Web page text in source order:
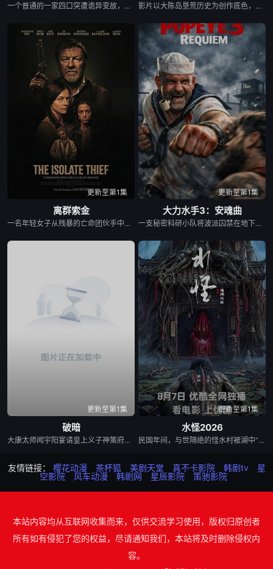
一个普通的一家四口突遭诡异变故，被困在自家房屋中超过 1000 天无法出门。在资源消耗殆尽与未知神秘威胁的双重逼迫下，一家人必须想方设法联手求生，打破这间禁锢生命的困局。 影片以大陈岛垦荒历史为创作底色，在尊重历史真实性的前提下，以年轻化、科技化的光影语言活化红色记忆，生动诠释了“艰苦创业、奋发图强、无私奉献、开拓创新”的大陈岛垦荒精神，斩获第五届亚洲国际青年电影展金兰奖“最佳AI影片”等两个奖项。
更新至第1集
离群索金
一名年轻女子从残暴的亡命团伙手中劫走了一批黄金，一路逃到边境荒原深处的偏远哨站暂避。歹徒很快循着踪迹追来，迅速控制了这座孤立无援的据点，将她困在其中。致命凛冬席卷荒原，暴雪封死了所有退路，没有外援也没有退路。女子只能依靠对地形的熟悉和过人的智谋，与一众歹徒周旋博弈。在这片无人援手的荒蛮之地，活下去本身就是一场充斥着狡诈与背叛的危险游戏，而黄金，就是所有人赌上性命的筹码。
更新至第1集
大力水手3：安魂曲
一支秘密科研小队将波派囚禁在地下军事基地，试图驯化并利用他的超人类力量，将其打造成杀伤力极强的军事武器。残酷的实验不断压榨他的身体，也持续点燃着他心底的怒火。很快实验彻底失控，被狂怒彻底吞噬的波派化身无法阻挡的狂暴怪物，挣脱束缚在基地里横冲直撞，所到之处设施尽毁、伤亡惨重。随着时间不断流逝，伤亡数字持续攀升，基地里的一名科学家必须赌上一切，阻止这头失控的怪物，阻止毁灭向外蔓延。
更新至第1集
破暗
大康太师闻宇阳宴请皇上义子神策府神威将军冷啸天，席间告知他一个消息，刚刚继任北疆镇海王的薛世明遭刺客暗杀，大康名医李长生父子卷入其中，不日将斩首。冷啸天自幼在北疆长大，李长生曾对他有过救命之恩，冷啸天决定亲赴北疆。探求真相...
更新至第1集
水怪2026
民国年间，与世隔绝的怪水村被湖中“水猴子”所扰。此物实为濒危水栖人猿，能模仿人言诱杀村民。少年水生幼年目睹父亲惨死其手，自此深陷恐惧。村中长老三叔公借祭祀之名行愚昧统治，以活人献祭暂息水怪，却埋下更深祸根。连年暴雨与人为侵扰激怒水猴子，袭击频发。当香兰之弟被食、其父莫叔反抗被杀，香兰决意以身献祭复仇。水生幡然觉醒，不再逃避，联合青年村民布设机关陷阱，假借献祭诱敌。恶战后水怪被擒，却于庆功夜破笼而出，血洗村庄，三叔公亦命丧其口。村民终于醒悟：迷信退让换不来平安。水生断发持叉，率众设伏，以智慧与血勇将水怪斩杀。晨光中，他与香兰相扶而立，唯有直面恐惧、团结抗争，方能驱散千年阴霾，重获新生。
友情链接： 樱花动漫 茶杯狐 美剧天堂 真不卡影院 韩剧tv
星
空影院
风车动漫 韩剧网 星辰影院 策驰影院
本站内容均从互联网收集而来，仅供交流学习使用，版权归原创者
所有如有侵犯了您的权益，尽请通知我们，本站将及时删除侵权内
容。